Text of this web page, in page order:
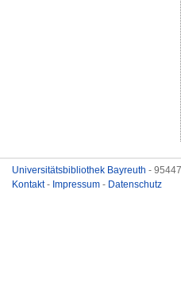
Universitätsbibliothek Bayreuth -
Kontakt- Impressum - Datenschutz